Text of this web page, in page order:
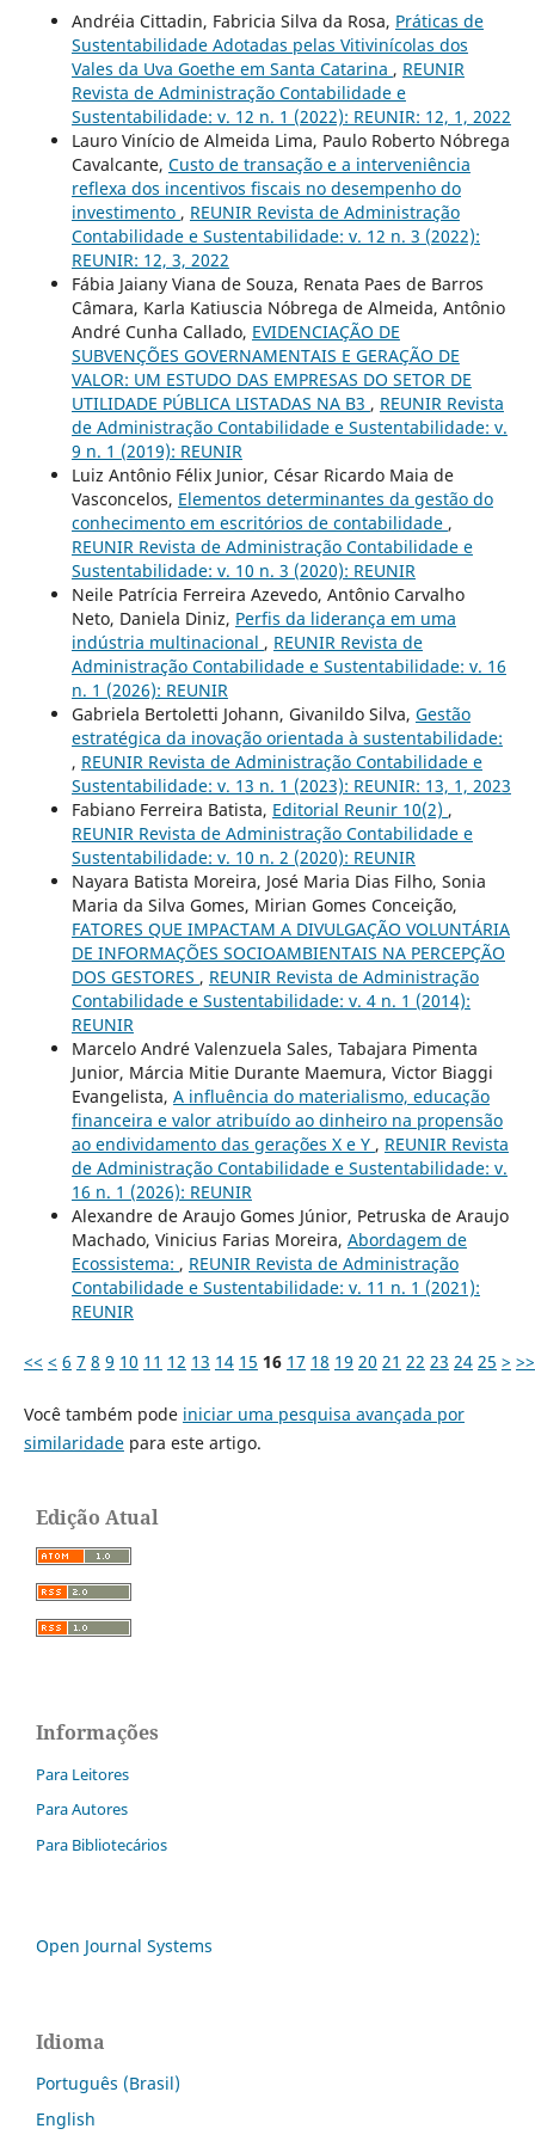
Andréia Cittadin, Fabricia Silva da Rosa, Práticas de
Sustentabilidade Adotadas pelas Vitivinícolas dos
Vales da Uva Goethe em Santa Catarina , REUNIR
Revista de Administração Contabilidade e
Sustentabilidade: v. 12 n. 1 (2022): REUNIR: 12, 1, 2022
Lauro Vinício de Almeida Lima, Paulo Roberto Nóbrega
Cavalcante, Custo de transação e a interveniência
reflexa dos incentivos fiscais no desempenho do
investimento , REUNIR Revista de Administração
Contabilidade e Sustentabilidade: v. 12 n. 3 (2022):
REUNIR: 12, 3, 2022
Fábia Jaiany Viana de Souza, Renata Paes de Barros
Câmara, Karla Katiuscia Nóbrega de Almeida, Antônio
André Cunha Callado, EVIDENCIAÇÃO DE
SUBVENÇÕES GOVERNAMENTAIS E GERAÇÃO DE
VALOR: UM ESTUDO DAS EMPRESAS DO SETOR DE
UTILIDADE PÚBLICA LISTADAS NA B3 , REUNIR Revista
de Administração Contabilidade e Sustentabilidade: v.
9 n. 1 (2019): REUNIR
Luiz Antônio Félix Junior, César Ricardo Maia de
Vasconcelos, Elementos determinantes da gestão do
conhecimento em escritórios de contabilidade ,
REUNIR Revista de Administração Contabilidade e
Sustentabilidade: v. 10 n. 3 (2020): REUNIR
Neile Patrícia Ferreira Azevedo, Antônio Carvalho
Neto, Daniela Diniz, Perfis da liderança em uma
indústria multinacional , REUNIR Revista de
Administração Contabilidade e Sustentabilidade: v. 16
n. 1 (2026): REUNIR
Gabriela Bertoletti Johann, Givanildo Silva, Gestão
estratégica da inovação orientada à sustentabilidade:
, REUNIR Revista de Administração Contabilidade e
Sustentabilidade: v. 13 n. 1 (2023): REUNIR: 13, 1, 2023
Fabiano Ferreira Batista, Editorial Reunir 10(2) ,
REUNIR Revista de Administração Contabilidade e
Sustentabilidade: v. 10 n. 2 (2020): REUNIR
Nayara Batista Moreira, José Maria Dias Filho, Sonia
Maria da Silva Gomes, Mirian Gomes Conceição,
FATORES QUE IMPACTAM A DIVULGAÇÃO VOLUNTÁRIA
DE INFORMAÇÕES SOCIOAMBIENTAIS NA PERCEPÇÃO
DOS GESTORES , REUNIR Revista de Administração
Contabilidade e Sustentabilidade: v. 4 n. 1 (2014):
REUNIR
Marcelo André Valenzuela Sales, Tabajara Pimenta
Junior, Márcia Mitie Durante Maemura, Victor Biaggi
Evangelista, A influência do materialismo, educação
financeira e valor atribuído ao dinheiro na propensão
ao endividamento das gerações X e Y , REUNIR Revista
de Administração Contabilidade e Sustentabilidade: v.
16 n. 1 (2026): REUNIR
Alexandre de Araujo Gomes Júnior, Petruska de Araujo
Machado, Vinicius Farias Moreira, Abordagem de
Ecossistema: , REUNIR Revista de Administração
Contabilidade e Sustentabilidade: v. 11 n. 1 (2021):
REUNIR
<< < 6 7 8 9 10 11 12 13 14 15 16 17 18 19 20 21 22 23 24 25 > >>
Você também pode iniciar uma pesquisa avançada por
similaridadepara este artigo.
Edição Atual
Informações
Para Leitores
Para Autores
Para Bibliotecários
Open Journal Systems
Idioma
Português (Brasil)
English